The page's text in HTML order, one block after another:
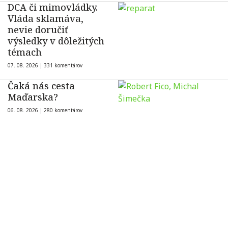
DCA či mimovládky.
Vláda sklamáva,
nevie doručiť
výsledky v dôležitých
témach
07. 08. 2026 | 331 komentárov
Čaká nás cesta
Maďarska?
06. 08. 2026 | 280 komentárov